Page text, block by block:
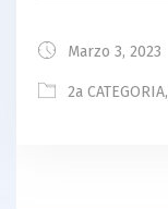
Marzo 3, 2023
2a CATEGORIA,